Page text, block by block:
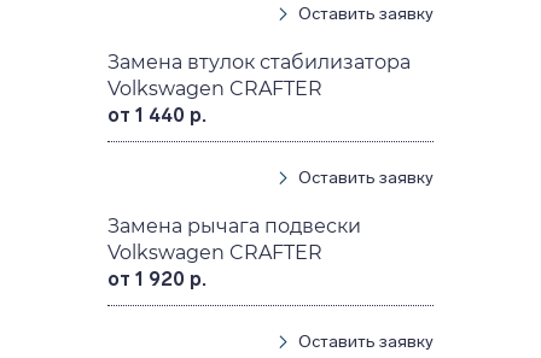
Оставить заявку
Замена втулок стабилизатора
Volkswagen CRAFTER
от 1 440 р.
Оставить заявку
Замена рычага подвески
Volkswagen CRAFTER
от 1 920 р.
Оставить заявку